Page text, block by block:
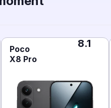
Poco
X8 Pro
8.1